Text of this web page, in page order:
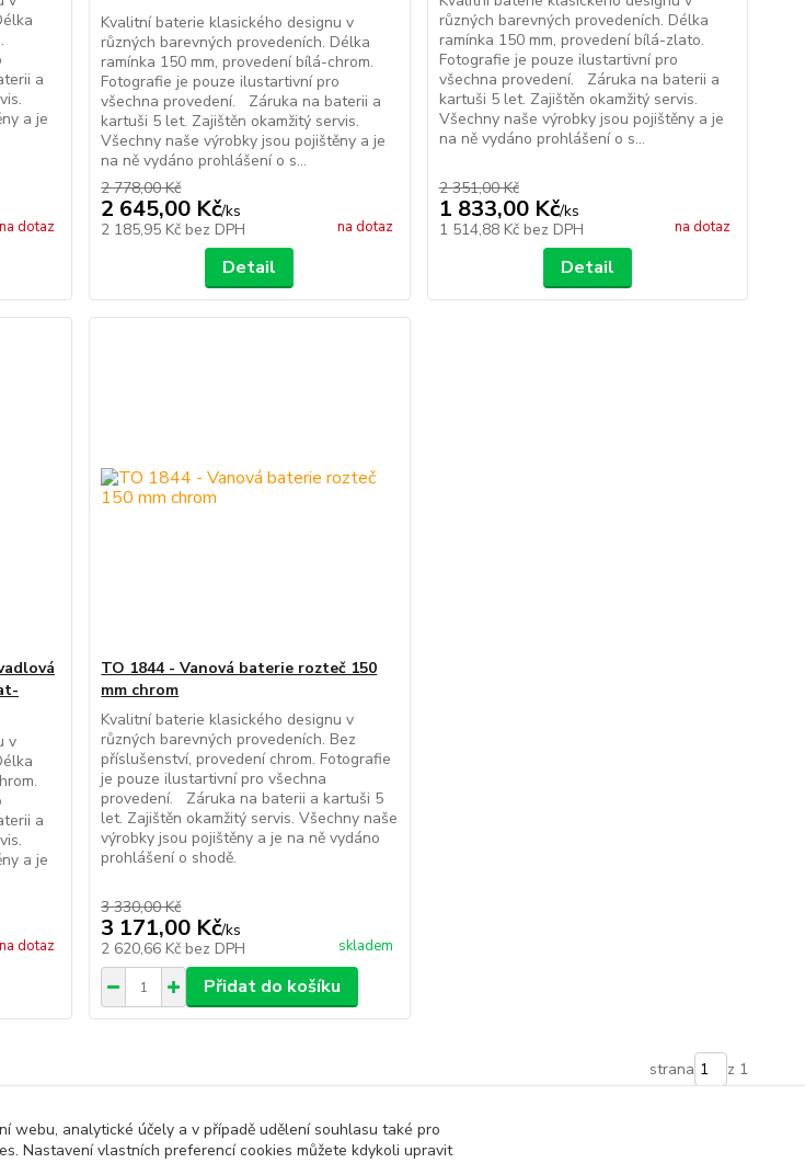
a
a je
na dotaz
Kvalitní baterie klasického designu v
různých barevných provedeních. Délka
ramínka 150 mm, provedení bílá-chrom.
Fotografie je pouze ilustartivní pro
všechna provedení. Záruka na baterii a
kartuši 5 let. Zajištěn okamžitý servis.
Všechny naše výrobky jsou pojištěny a je
na ně vydáno prohlášení o s...
2 778,00 Kč
2 645,00 Kč/ks
2 185,95 Kč bez DPH na dotaz
Detail
různých barevných provedeních. Délka
ramínka 150 mm, provedení bílá-zlato.
Fotografie je pouze ilustartivní pro
všechna provedení. Záruka na baterii a
kartuši 5 let. Zajištěn okamžitý servis.
Všechny naše výrobky jsou pojištěny a je
na ně vydáno prohlášení o s...
2 351,00 Kč
1 833,00 Kč/ks
1 514,88 Kč bez DPH na dotaz
Detail
v
a
a je
na dotaz
TO 1844 - Vanová baterie rozteč 150
mm chrom
Kvalitní baterie klasického designu v
různých barevných provedeních. Bez
příslušenství, provedení chrom. Fotografie
je pouze ilustartivní pro všechna
provedení. Záruka na baterii a kartuši 5
let. Zajištěn okamžitý servis. Všechny naše
výrobky jsou pojištěny a je na ně vydáno
prohlášení o shodě.
3 330,00 Kč
3 171,00 Kč/ks
2 620,66 Kč bez DPH skladem
Přidat do košíku
strana z 1
webu, analytické účely a v případě udělení souhlasu také pro
Nastavení vlastních preferencí cookies můžete kdykoli upravit